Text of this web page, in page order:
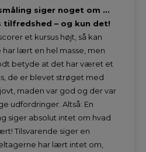
siger noget om …
tilfredshed – og kun det!
et kursus højt, så kan
lært en hel masse, men
betyde at det har været et
de er blevet strøget med
maden var god og der var
udfordringer. Altså: En
siger absolut intet om hvad
Tilsvarende siger en
har lært intet om,